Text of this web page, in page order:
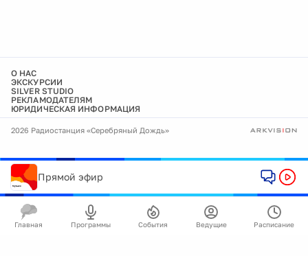
О НАС
ЭКСКУРСИИ
SILVER STUDIO
РЕКЛАМОДАТЕЛЯМ
ЮРИДИЧЕСКАЯ ИНФОРМАЦИЯ
2026 Радиостанция «Серебряный Дождь»
Прямой эфир
Главная Программы События Ведущие Расписание